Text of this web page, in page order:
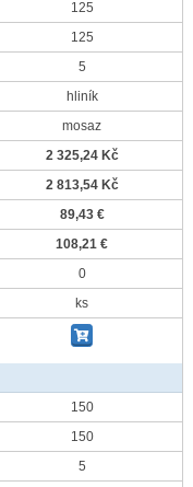
125
125
5
hliník
mosaz
2 325,24 Kč
2 813,54 Kč
89,43 €
108,21 €
0
ks
150
150
5